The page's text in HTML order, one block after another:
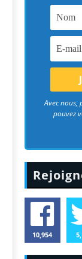
Avec nous,
pouvez
10,954